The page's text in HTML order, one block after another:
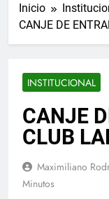
Inicio
CANJE DE
INSTITUCIONAL
CANJE
CLUB
Maximiliano
Minutos